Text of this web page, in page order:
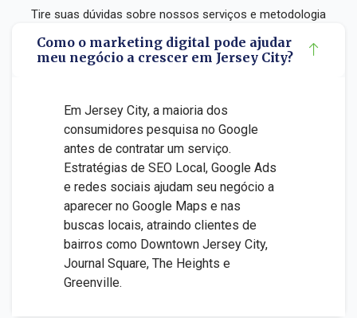
Tire suas dúvidas sobre nossos serviços e metodologia
Como o marketing digital pode ajudar
meu negócio a crescer em Jersey City?
Em Jersey City, a maioria dos
consumidores pesquisa no Google
antes de contratar um serviço.
Estratégias de SEO Local, Google Ads
e redes sociais ajudam seu negócio a
aparecer no Google Maps e nas
buscas locais, atraindo clientes de
bairros como Downtown Jersey City,
Journal Square, The Heights e
Greenville.